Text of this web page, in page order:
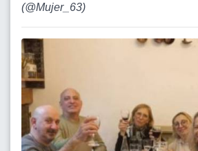
(@Mujer_63)